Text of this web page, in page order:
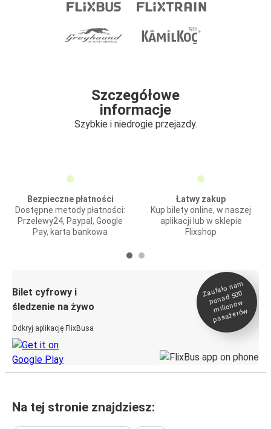
Szczegółowe
informacje
Szybkie i niedrogie przejazdy.
Bezpieczne płatności
Dostępne metody płatności:
Przelewy24, Paypal, Google
Pay, karta bankowa
Łatwy zakup
Kup bilety online, w naszej
aplikacji lub w sklepie
Flixshop
Bilet cyfrowy i
śledzenie na żywo
Odkryj aplikację FlixBusa
Zaufało na
m
ponad 500
milionó
w
pasażeró
w
Na tej stronie znajdziesz: